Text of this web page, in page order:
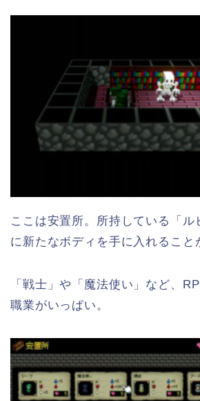
ここは安置所。所持している「ル
に新たなボディを手に入れること
「戦士」や「魔法使い」など、
職業がいっぱい。